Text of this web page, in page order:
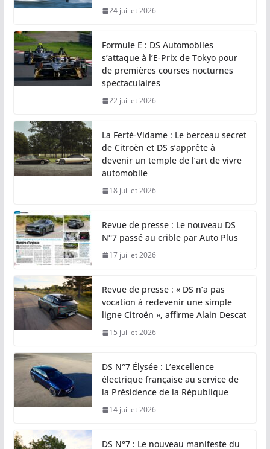
24 juillet 2026
Formule E : DS Automobiles
s’attaque à l’E-Prix de Tokyo pour
de premières courses nocturnes
spectaculaires
22 juillet 2026
La Ferté-Vidame : Le berceau secret
de Citroën et DS s’apprête à
devenir un temple de l’art de vivre
automobile
18 juillet 2026
Revue de presse : Le nouveau DS
N°7 passé au crible par Auto Plus
17 juillet 2026
Revue de presse : « DS n’a pas
vocation à redevenir une simple
ligne Citroën », affirme Alain Descat
15 juillet 2026
DS N°7 Élysée : L’excellence
électrique française au service de
la Présidence de la République
14 juillet 2026
DS N°7 : Le nouveau manifeste du